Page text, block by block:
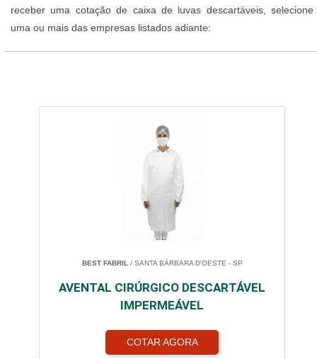
receber uma cotação de caixa de luvas descartáveis, selecione
uma ou mais das empresas listados adiante:
BEST FABRIL / SANTA BÁRBARA D'OESTE - SP
AVENTAL CIRÚRGICO DESCARTÁVEL
IMPERMEÁVEL
COTAR AGORA